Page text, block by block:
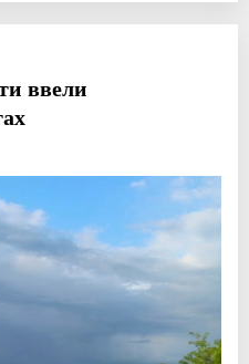
ввели